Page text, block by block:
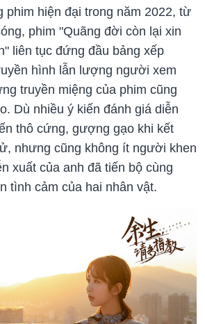
phim hiện đại trong năm 2022, từ
phim "Quãng đời còn lại xin
liên tục đứng đầu bảng xếp
hình lẫn lượng người xem
truyền miệng của phim cũng
Dù nhiều ý kiến đánh giá diễn
thô cứng, gượng gạo khi kết
nhưng cũng không ít người khen
xuất của anh đã tiến bộ cùng
tình cảm của hai nhân vật.